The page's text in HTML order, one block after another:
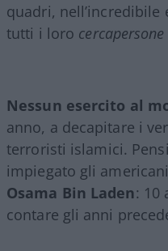
quadri,
tutti i loro cercapersone
Nessun esercito al
anno, a decapitare i
terroristi islamici.
impiegato gli
Osama Bin Laden: 10
contare gli anni